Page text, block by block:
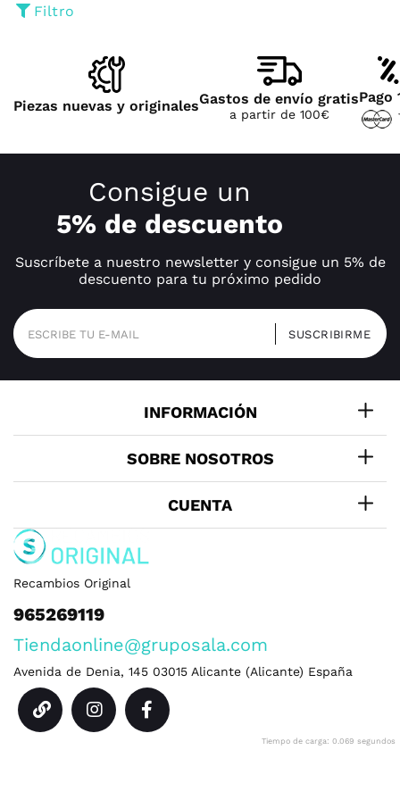
Filtro
Piezas nuevas y originalesGastos de envío gratis
a partir de 100€
Pago
Consigue un
5% de descuento
Suscríbete a nuestro newsletter y consigue un 5% de
descuento para tu próximo pedido
INFORMACIÓN
SOBRE NOSOTROS
CUENTA
Recambios Original
965269119
Tiendaonline@gruposala.com
Avenida de Denia, 145 03015 Alicante (Alicante) España
Tiempo de carga: 0.069 segundos